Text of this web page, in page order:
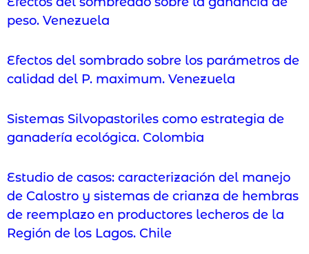
peso. Venezuela
Efectos del sombrado sobre los parámetros de
calidad del P. maximum. Venezuela
Sistemas Silvopastoriles como estrategia de
ganadería ecológica. Colombia
Estudio de casos: caracterización del manejo
de Calostro y sistemas de crianza de hembras
de reemplazo en productores lecheros de la
Región de los Lagos. Chile